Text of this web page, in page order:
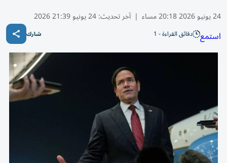
24 يونيو 2026 20:18 مساء | آخر تحديث:24 يونيو 21:39 2026
استمع دقائق القراءة - 1 شارك